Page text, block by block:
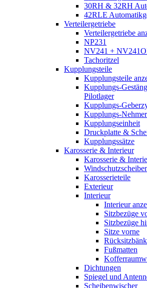
30RH & 32RH
42RLE
Verteilergetriebe
Verteilergetriebe
NP231
NV241 +
Tachoritzel
Kupplungsteile
Kupplungsteile
Kupplungs-
Pilotlager
Kupplungs-
Kupplungs-
Kupplungseinheit
Druckplatte &
Kupplungssätze
Karosserie & Interieur
Karosserie &
Karosserieteile
Exterieur
Interieur
Interieur
Sitzbezüge
Sitzbezüge
Sitze vorne
Fußmatten
Dichtungen
Spiegel und
Scheibenwischer